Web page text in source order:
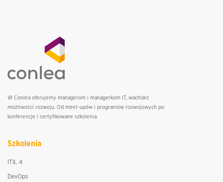
W Conlea oferujemy managerom i managerkom IT, wachlarz
możliwości rozwoju. Od meet-upów i programów rozwojowych po
konferencje i certyfikowane szkolenia.
Szkolenia
ITIL 4
DevOps